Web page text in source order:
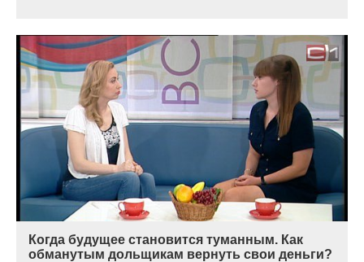
Когда будущее становится туманным. Как
обманутым дольщикам вернуть свои деньги?